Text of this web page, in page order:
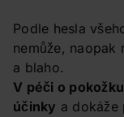
Podle hesla
nemůže, naopak
a blaho.
V péči o
účinky a dokáže